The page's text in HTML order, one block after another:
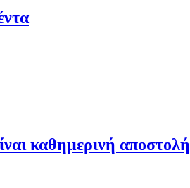
καθημερινή αποστολή